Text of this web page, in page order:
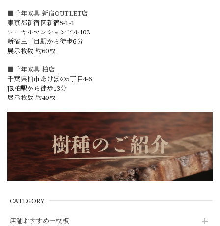
■千年家具 新宿OUTLET店
東京都新宿区新宿5-1-1
ローヤルマンションビル102
新宿三丁目駅から徒歩6分
展示枚数 約60枚
■千年家具 柏店
千葉県柏市あけぼの5丁目4-6
JR柏駅から徒歩13分
展示枚数 約40枚
CATEGORY
店舗おすすめ一枚板